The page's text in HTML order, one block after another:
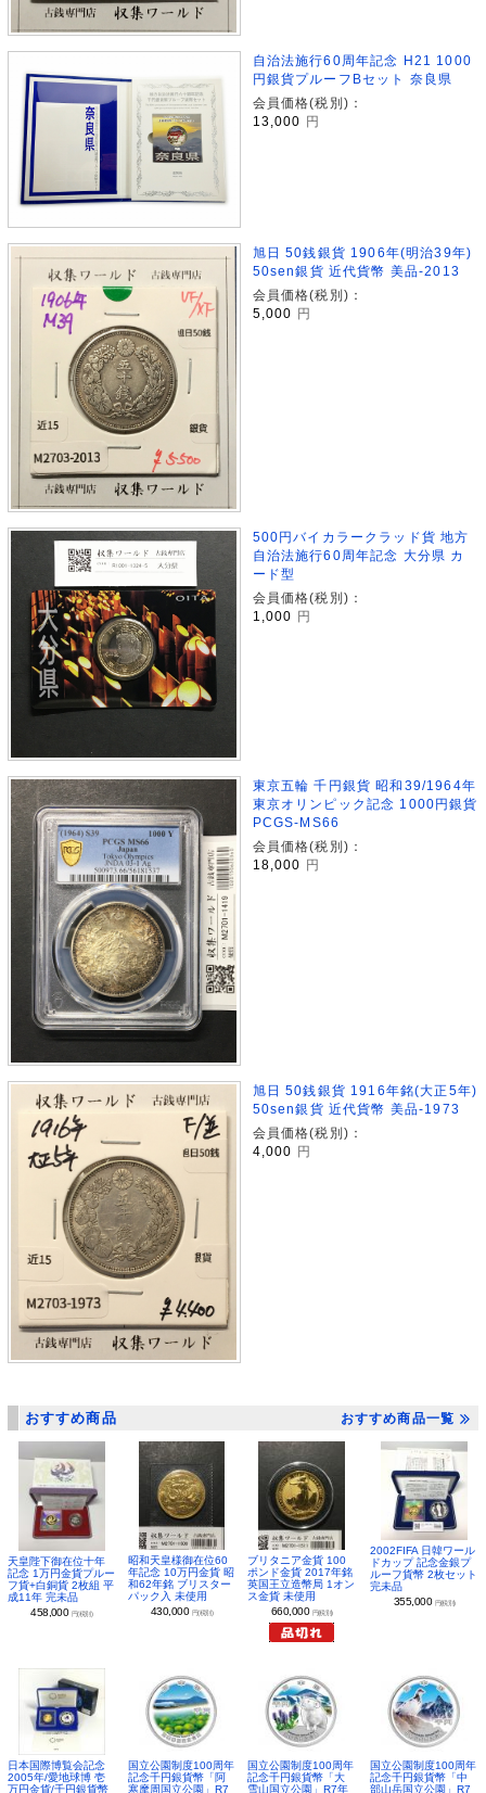
自治法施行60周年記念 H21 1000
円銀貨プルーフBセット 奈良県
会員価格(税別)：
13,000 円
旭日 50銭銀貨 1906年(明治39年)
50sen銀貨 近代貨幣 美品-2013
会員価格(税別)：
5,000 円
500円バイカラークラッド貨 地方
自治法施行60周年記念 大分県 カ
ード型
会員価格(税別)：
1,000
円
東京五輪 千円銀貨 昭和39/1964年
東京オリンピック記念 1000円銀貨
PCGS-MS66
会員価格(税別)：
18,000
円
旭日 50銭銀貨 1916年銘(大正5年)
50sen銀貨 近代貨幣 美品-1973
会員価格(税別)：
4,000
円
おすすめ商品 おすすめ商品一覧
天皇陛下御在位十年
記念 1万円金貨プルー
フ貨+白銅貨 2枚組 平
成11年 完未品
458,000 円(税別)
昭和天皇様御在位60
年記念 10万円金貨 昭
和62年銘 ブリスター
パック入 未使用
430,000 円(税別)
ブリタニア金貨 100
ポンド金貨 2017年銘
英国王立造幣局 1オン
ス金貨 未使用
660,000 円(税別)
2002FIFA 日韓ワール
ドカップ 記念金銀プ
ルーフ貨幣 2枚セット
完未品
355,000 円(税別)
日本国際博覧会記念
2005年/愛地球博 壱
万円金貨/千円銀貨幣
国立公園制度100周年
記念千円銀貨幣「阿
寒摩周国立公園」R7
国立公園制度100周年
記念千円銀貨幣「大
雪山国立公園」R7年
国立公園制度100周年
記念千円銀貨幣「中
部山岳国立公園」R7